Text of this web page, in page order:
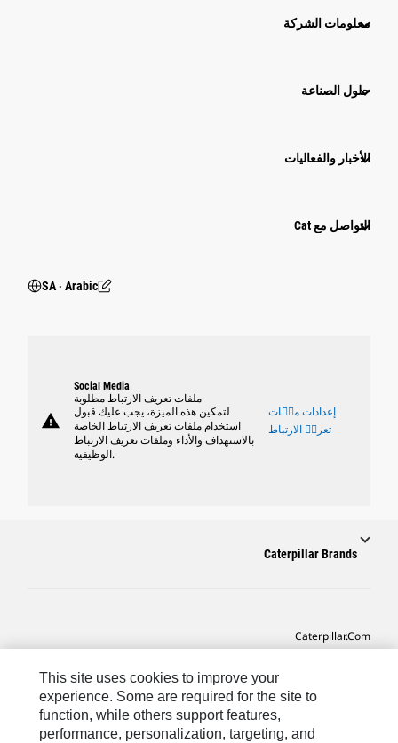
معلومات الشركة
حلول الصناعة
الأخبار والفعاليات
التواصل مع Cat
SA ‧ Arabic
warning
Social Media
ملفات تعريف الارتباط مطلوبة
لتمكين هذه الميزة، يجب عليك قبول
استخدام ملفات تعريف الارتباط الخاصة
بالاستهداف والأداء وملفات تعريف الارتباط
الوظيفية.
إعدادات ملٝات
تعريٝ الارتباط
Caterpillar Brands
Caterpillar.com
تفضيلات التسويق الخاصة بي
This site uses cookies to improve your
experience. Some are required for the site to
function, while others support features,
performance, personalization, targeting, and